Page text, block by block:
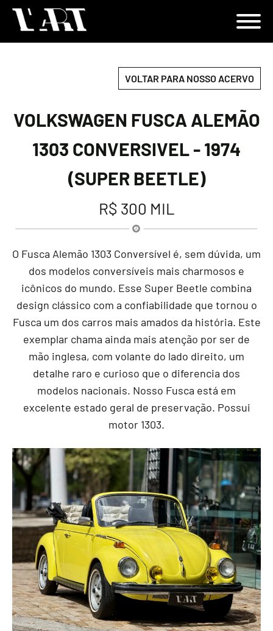
VOLTAR PARA NOSSO ACERVO
VOLKSWAGEN FUSCA ALEMÃO
1303 CONVERSIVEL - 1974
(SUPER BEETLE)
R$ 300 MIL
O Fusca Alemão 1303 Conversível é, sem dúvida, um
dos modelos conversíveis mais charmosos e
icônicos do mundo. Esse Super Beetle combina
design clássico com a confiabilidade que tornou o
Fusca um dos carros mais amados da história. Este
exemplar chama ainda mais atenção por ser de
mão inglesa, com volante do lado direito, um
detalhe raro e curioso que o diferencia dos
modelos nacionais. Nosso Fusca está em
excelente estado geral de preservação. Possui
motor 1303.